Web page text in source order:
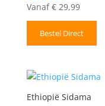
Gewaardeerd
5.00
Vanaf €29,99
Bestel Direct
Ethiopië Sidama